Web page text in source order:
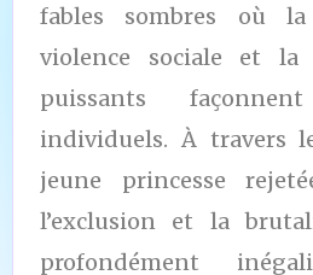
fables sombres où
violence sociale et la
puissants
individuels. À travers
jeune princesse
l’exclusion et la
profondément